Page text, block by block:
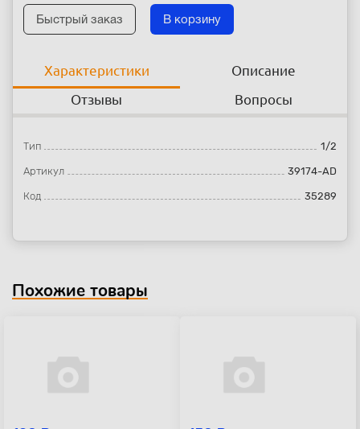
Быстрый заказ В корзину
Характеристики
Описание
Отзывы
Вопросы
Тип 1/2
Артикул 39174-AD
Код 35289
Похожие товары